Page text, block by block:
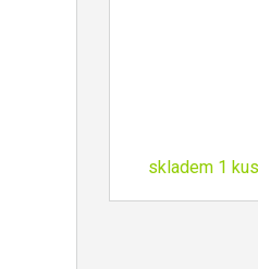
skladem 1 kus